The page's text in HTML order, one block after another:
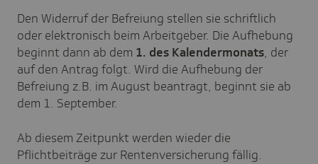
Den Widerruf der Befreiung stellen sie schriftlich
oder elektronisch beim Arbeitgeber. Die Aufhebung
beginnt dann ab dem 1. des Kalendermonats, der
auf den Antrag folgt. Wird die Aufhebung der
Befreiung z.B. im August beantragt, beginnt sie ab
dem 1. September.
Ab diesem Zeitpunkt werden wieder die
Pflichtbeiträge zur Rentenversicherung fällig.